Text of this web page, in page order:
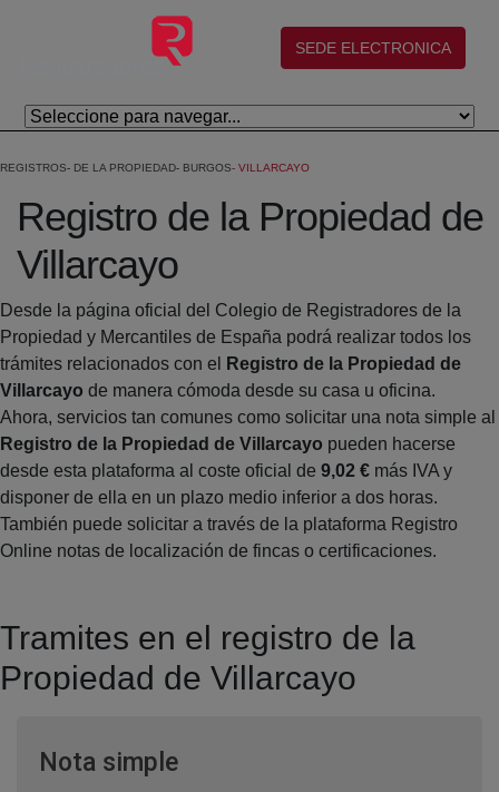
Salta al contingut principal
(abre en nueva ventana)
SEDE ELECTRONICA
REGISTROS DE LA PROPIEDAD BURGOS VILLARCAYO
Registro de la Propiedad de
Villarcayo
Desde la página oficial del Colegio de Registradores de la
Propiedad y Mercantiles de España podrá realizar todos los
trámites relacionados con el
Registro de la Propiedad de
Villarcayo de manera cómoda desde su casa u oficina.
Ahora, servicios tan comunes como solicitar una nota simple al
Registro de la Propiedad de Villarcayo pueden hacerse
desde esta plataforma al coste oficial de 9,02 € más IVA y
disponer de ella en un plazo medio inferior a dos horas.
También puede solicitar a través de la plataforma Registro
Online notas de localización de fincas o certificaciones.
Tramites en el registro de la
Propiedad de Villarcayo
Nota simpleVentana nueva